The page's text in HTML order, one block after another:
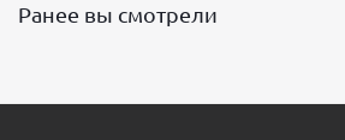
Ранее вы смотрели